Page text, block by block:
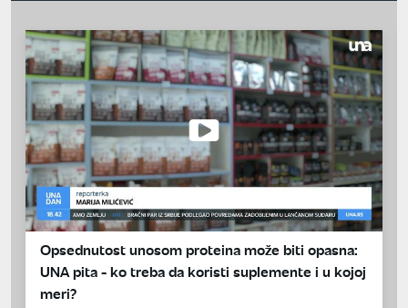
Opsednutost unosom proteina može biti opasna:
UNA pita - ko treba da koristi suplemente i u kojoj
meri?